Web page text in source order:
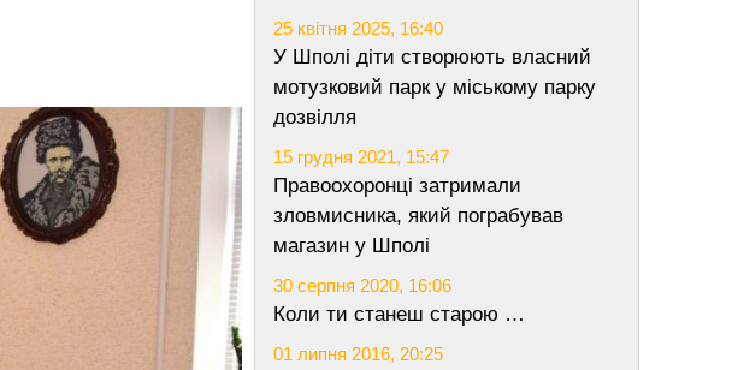
25 квітня 2025, 16:40
У Шполі діти створюють власний
мотузковий парк у міському парку
дозвілля
15 грудня 2021, 15:47
Правоохоронці затримали
зловмисника, який пограбував
магазин у Шполі
30 серпня 2020, 16:06
Коли ти станеш старою …
01 липня 2016, 20:25